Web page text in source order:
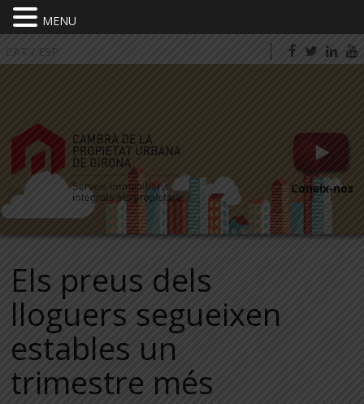
CAT / ESP
Coneix-nos
Els preus dels
lloguers segueixen
estables un
trimestre més
MENU